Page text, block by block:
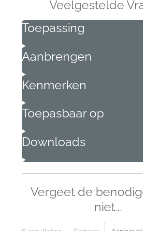
Veelgestelde
Toepassing
Aanbrengen
Kenmerken
Toepasbaar op
Downloads
Vergeet de
niet...